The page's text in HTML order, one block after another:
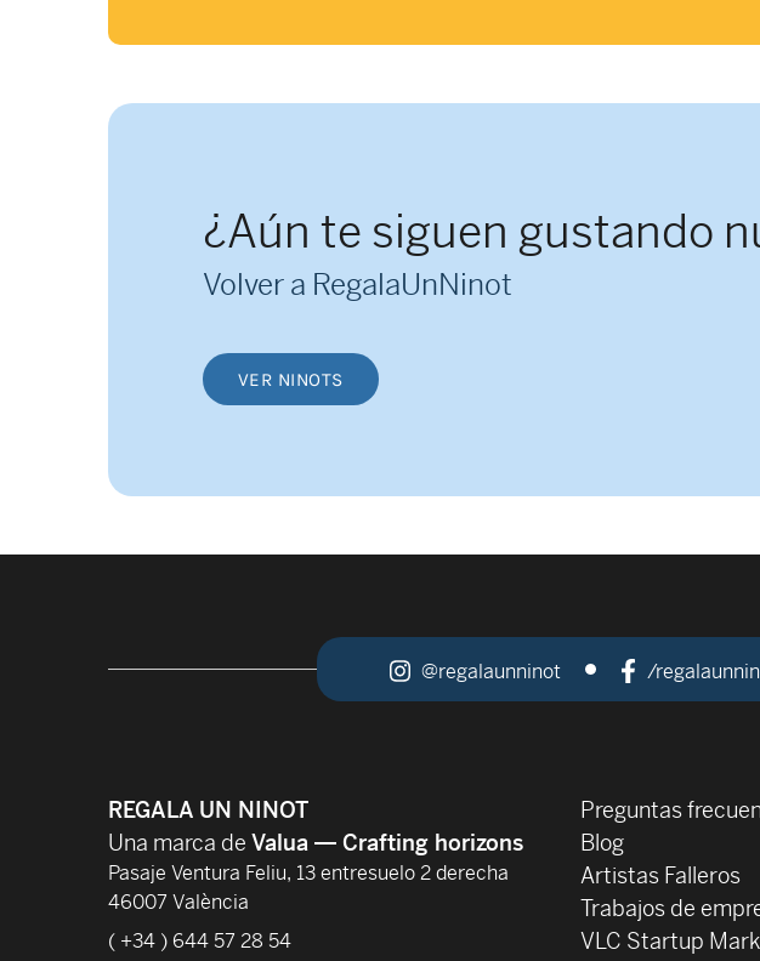
¿Aún te siguen gustando
Volver a RegalaUnNinot
VER NINOTS
@regalaunninot /
REGALA UN NINOT
Una marca de Valua — Crafting horizons
Pasaje Ventura Feliu, 13 entresuelo 2 derecha
46007 València
( +34 ) 644 57 28 54
Preguntas
Blog
Artistas Falleros
Trabajos de
VLC Startup